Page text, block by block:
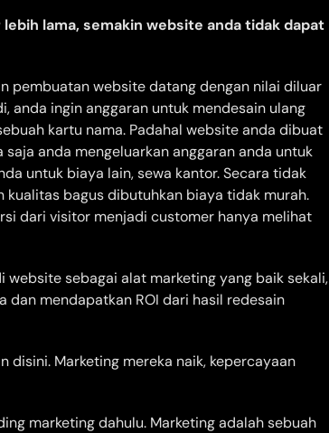
lama, semakin website anda tidak dapat
pembuatan website datang dengan nilai diluar
anda ingin anggaran untuk mendesain ulang
kartu nama. Padahal website anda dibuat
anda mengeluarkan anggaran anda untuk
untuk biaya lain, sewa kantor. Secara tidak
bagus dibutuhkan biaya tidak murah.
dari visitor menjadi customer hanya melihat
sebagai alat marketing yang baik sekali,
dan mendapatkan ROI dari hasil redesain
disini. Marketing mereka naik, kepercayaan
marketing dahulu. Marketing adalah sebuah